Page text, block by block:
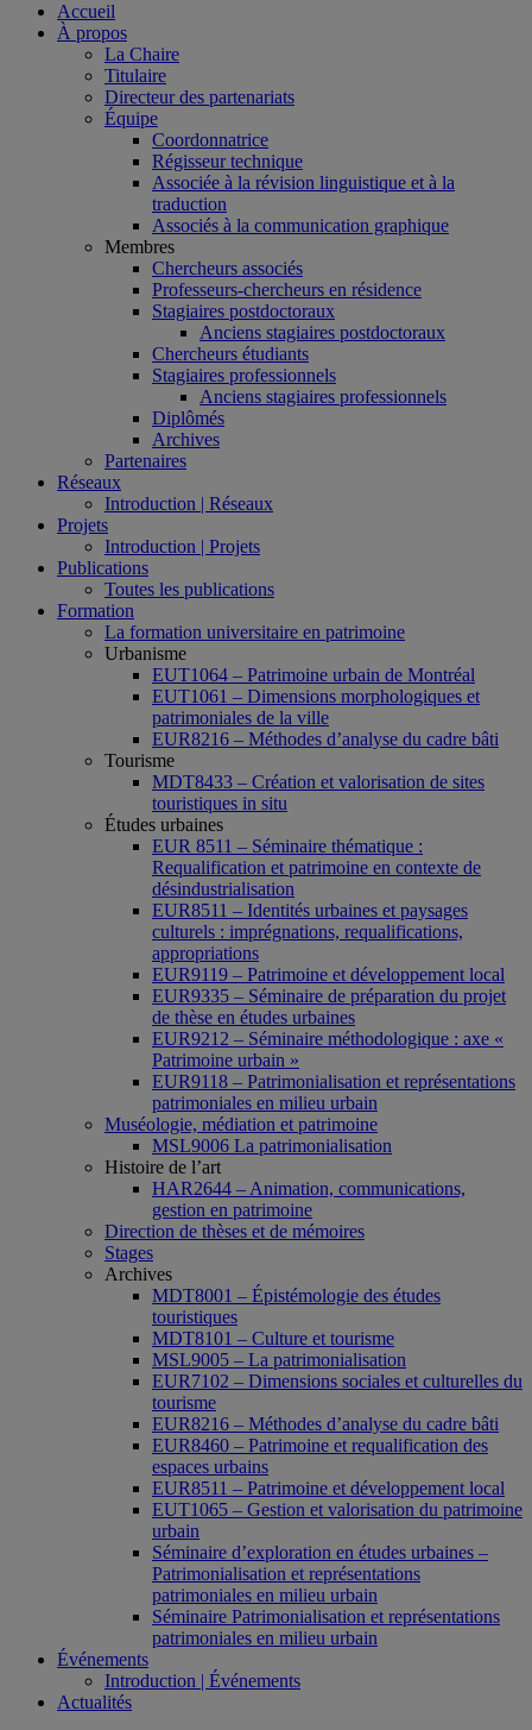
Accueil
À propos
La Chaire
Titulaire
Directeur des partenariats
Équipe
Coordonnatrice
Régisseur technique
Associée à la révision linguistique et à la
traduction
Associés à la communication graphique
Membres
Chercheurs associés
Professeurs-chercheurs en résidence
Stagiaires postdoctoraux
Anciens stagiaires postdoctoraux
Chercheurs étudiants
Stagiaires professionnels
Anciens stagiaires professionnels
Diplômés
Archives
Partenaires
Réseaux
Introduction | Réseaux
Projets
Introduction | Projets
Publications
Toutes les publications
Formation
La formation universitaire en patrimoine
Urbanisme
EUT1064 – Patrimoine urbain de Montréal
EUT1061 – Dimensions morphologiques et
patrimoniales de la ville
EUR8216 – Méthodes d’analyse du cadre bâti
Tourisme
MDT8433 – Création et valorisation de sites
touristiques in situ
Études urbaines
EUR 8511 – Séminaire thématique :
Requalification et patrimoine en contexte de
désindustrialisation
EUR8511 – Identités urbaines et paysages
culturels : imprégnations, requalifications,
appropriations
EUR9119 – Patrimoine et développement local
EUR9335 – Séminaire de préparation du projet
de thèse en études urbaines
EUR9212 – Séminaire méthodologique : axe «
Patrimoine urbain »
EUR9118 – Patrimonialisation et représentations
patrimoniales en milieu urbain
Muséologie, médiation et patrimoine
MSL9006 La patrimonialisation
Histoire de l’art
HAR2644 – Animation, communications,
gestion en patrimoine
Direction de thèses et de mémoires
Stages
Archives
MDT8001 – Épistémologie des études
touristiques
MDT8101 – Culture et tourisme
MSL9005 – La patrimonialisation
EUR7102 – Dimensions sociales et culturelles du
tourisme
EUR8216 – Méthodes d’analyse du cadre bâti
EUR8460 – Patrimoine et requalification des
espaces urbains
EUR8511 – Patrimoine et développement local
EUT1065 – Gestion et valorisation du patrimoine
urbain
Séminaire d’exploration en études urbaines –
Patrimonialisation et représentations
patrimoniales en milieu urbain
Séminaire Patrimonialisation et représentations
patrimoniales en milieu urbain
Événements
Introduction | Événements
Actualités